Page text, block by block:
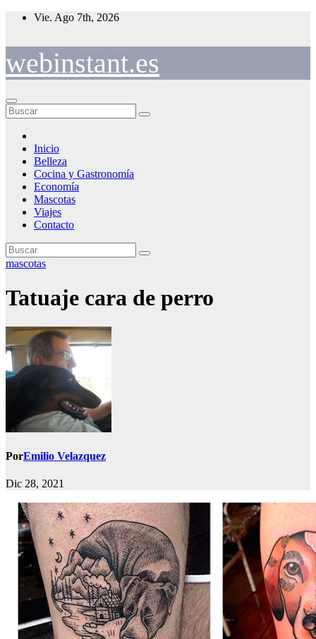
Saltar
Vie. Ago 7th, 2026
webinstant.es
Inicio
Belleza
Cocina y Gastronomía
Economía
Mascotas
Viajes
Contacto
mascotas
Tatuaje cara de perro
PorEmilio Velazquez
Dic 28, 2021